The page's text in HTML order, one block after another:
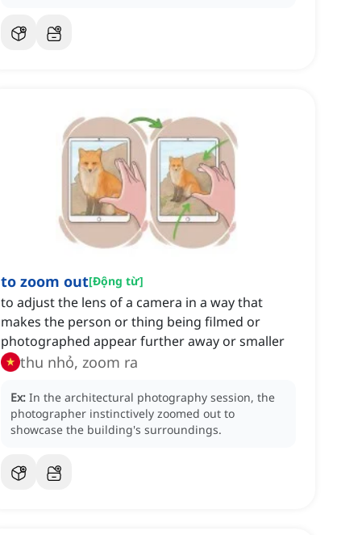
to zoom out[Động từ]
to adjust the lens of a camera in a way that
makes the person or thing being filmed or
photographed appear further away or smaller
thu nhỏ, zoom ra
Ex: In the architectural photography session, the
photographer instinctively zoomed out to
showcase the building's surroundings.